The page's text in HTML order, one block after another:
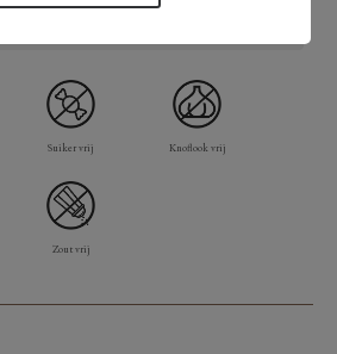
Suiker vrij Knoflook vrij
Zout vrij